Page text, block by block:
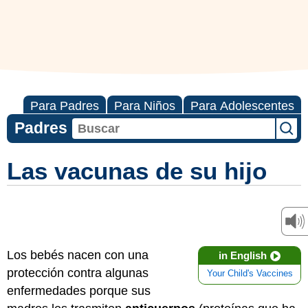
Para Padres Para Niños Para Adolescentes
Padres
Las vacunas de su hijo
in English
Your Child's Vaccines
Los bebés nacen con una
protección contra algunas
enfermedades porque sus